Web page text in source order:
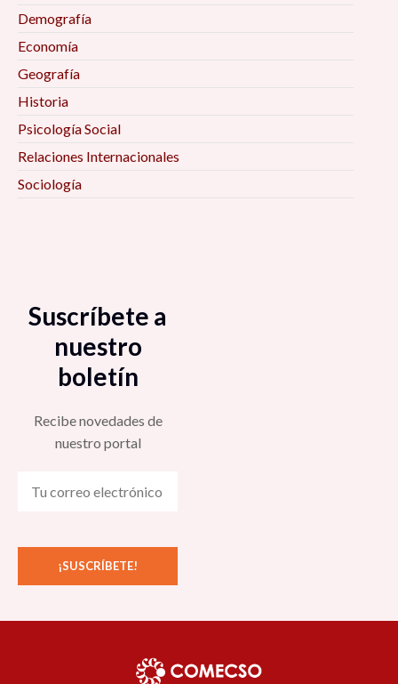
Demografía
Economía
Geografía
Historia
Psicología Social
Relaciones Internacionales
Sociología
Suscríbete a
nuestro
boletín
Recibe novedades de
nuestro portal